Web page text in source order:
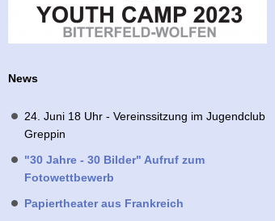
News
24. Juni 18 Uhr - Vereinssitzung im Jugendclub
Greppin
"30 Jahre - 30 Bilder" Aufruf zum
Fotowettbewerb
Papiertheater aus Frankreich